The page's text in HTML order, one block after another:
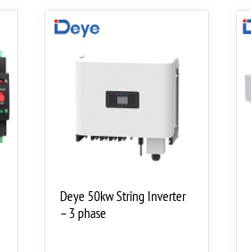
Deye 50kw String Inverter
– 3 phase